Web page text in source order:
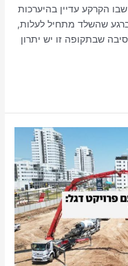
הקרקע עדיין בהיערכות
שהשלד מתחיל לעלות,
שבתקופה זו יש יתרון